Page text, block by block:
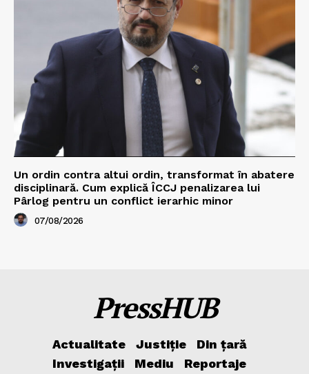
Un ordin contra altui ordin, transformat în abatere
disciplinară. Cum explică ÎCCJ penalizarea lui
Pârlog pentru un conflict ierarhic minor
07/08/2026
PressHUB
Actualitate Justiție
Din țară
Investigații
Mediu
Reportaje